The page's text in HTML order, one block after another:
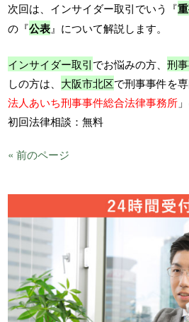
次回は、インサイダー取引でいう『
の『公表』について解説します。
インサイダー取引でお悩みの方、刑
しの方は、 大阪市北区で刑事事件を
法人あいち刑事事件総合法律事務所
初回法律相談：無料
« 前のページ